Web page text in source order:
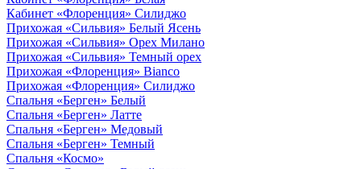
Кабинет «Флоренция» Силиджо
Прихожая «Сильвия» Белый Ясень
Прихожая «Сильвия» Орех Милано
Прихожая «Сильвия» Темный орех
Прихожая «Флоренция» Bianco
Прихожая «Флоренция» Силиджо
Спальня «Берген» Белый
Спальня «Берген» Латте
Спальня «Берген» Медовый
Спальня «Берген» Темный
Спальня «Космо»